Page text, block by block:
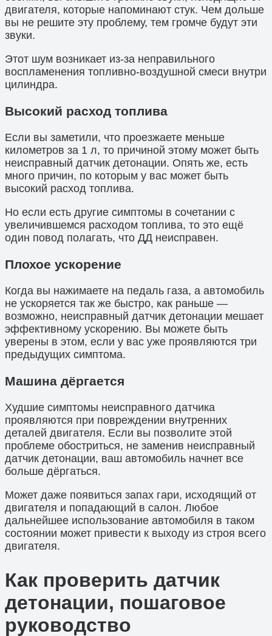
двигателя, которые напоминают стук. Чем дольше
вы не решите эту проблему, тем громче будут эти
звуки.
Этот шум возникает из-за неправильного
воспламенения топливно-воздушной смеси внутри
цилиндра.
Высокий расход топлива
Если вы заметили, что проезжаете меньше
километров за 1 л, то причиной этому может быть
неисправный датчик детонации. Опять же, есть
много причин, по которым у вас может быть
высокий расход топлива.
Но если есть другие симптомы в сочетании с
увеличившемся расходом топлива, то это ещё
один повод полагать, что ДД неисправен.
Плохое ускорение
Когда вы нажимаете на педаль газа, а автомобиль
не ускоряется так же быстро, как раньше —
возможно, неисправный датчик детонации мешает
эффективному ускорению. Вы можете быть
уверены в этом, если у вас уже проявляются три
предыдущих симптома.
Машина дёргается
Худшие симптомы неисправного датчика
проявляются при повреждении внутренних
деталей двигателя. Если вы позволите этой
проблеме обостриться, не заменив неисправный
датчик детонации, ваш автомобиль начнет все
больше дёргаться.
Может даже появиться запах гари, исходящий от
двигателя и попадающий в салон. Любое
дальнейшее использование автомобиля в таком
состоянии может привести к выходу из строя всего
двигателя.
Как проверить датчик
детонации, пошаговое
руководство